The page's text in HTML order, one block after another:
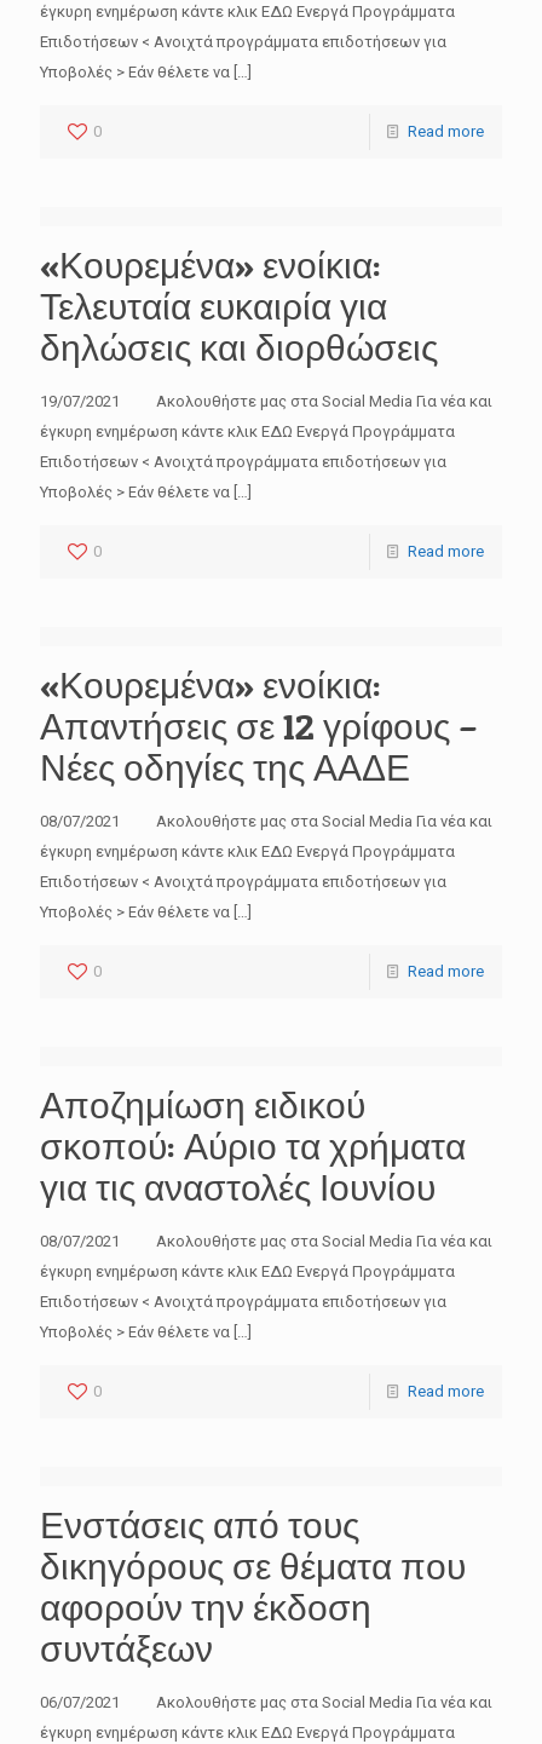
έγκυρη ενημέρωση κάντε κλικ ΕΔΩ Ενεργά Προγράμματα
Επιδοτήσεων < Ανοιχτά προγράμματα επιδοτήσεων για
Υποβολές > Εάν θέλετε να […]
0 Read more
«Κουρεμένα» ενοίκια:
Τελευταία ευκαιρία για
δηλώσεις και διορθώσεις
19/07/2021 Ακολουθήστε μας στα Social Media Για νέα και
έγκυρη ενημέρωση κάντε κλικ ΕΔΩ Ενεργά Προγράμματα
Επιδοτήσεων < Ανοιχτά προγράμματα επιδοτήσεων για
Υποβολές > Εάν θέλετε να […]
0 Read more
«Κουρεμένα» ενοίκια:
Απαντήσεις σε 12 γρίφους –
Νέες οδηγίες της ΑΑΔΕ
08/07/2021 Ακολουθήστε μας στα Social Media Για νέα και
έγκυρη ενημέρωση κάντε κλικ ΕΔΩ Ενεργά Προγράμματα
Επιδοτήσεων < Ανοιχτά προγράμματα επιδοτήσεων για
Υποβολές > Εάν θέλετε να […]
0 Read more
Αποζημίωση ειδικού
σκοπού: Αύριο τα χρήματα
για τις αναστολές Ιουνίου
08/07/2021 Ακολουθήστε μας στα Social Media Για νέα και
έγκυρη ενημέρωση κάντε κλικ ΕΔΩ Ενεργά Προγράμματα
Επιδοτήσεων < Ανοιχτά προγράμματα επιδοτήσεων για
Υποβολές > Εάν θέλετε να […]
0 Read more
Ενστάσεις από τους
δικηγόρους σε θέματα που
αφορούν την έκδοση
συντάξεων
06/07/2021 Ακολουθήστε μας στα Social Media Για νέα και
έγκυρη ενημέρωση κάντε κλικ ΕΔΩ Ενεργά Προγράμματα